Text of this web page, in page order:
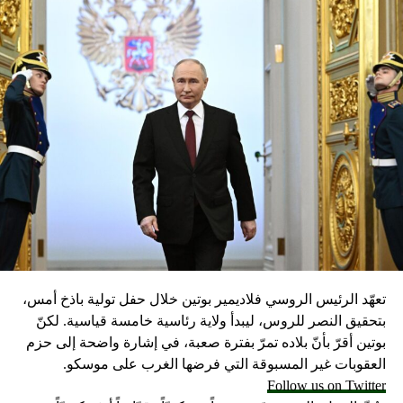
RELATED TOPICS:
UP
هي تقنية “ديب فايك” التي استخدمت لتزييف تصريح
لمارك زوكربيرغ؟
DON'T MISS
رسالة إلى جيسيكا في عيد الأب: “ستظلين ابنتي دائما”
تعهّد الرئيس الروسي فلاديمير بوتين خلال حفل تولية باذخ أمس،
بتحقيق النصر للروس، ليبدأ ولاية رئاسية خامسة قياسية. لكنّ
بوتين أقرّ بأنّ بلاده تمرّ بفترة صعبة، في إشارة واضحة إلى حزم
العقوبات غير المسبوقة التي فرضها الغرب على موسكو.
Follow us on Twitter